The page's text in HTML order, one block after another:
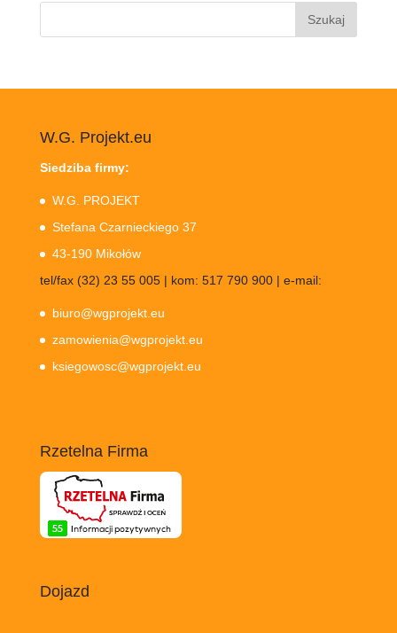
Szukaj:
W.G. Projekt.eu
Siedziba firmy:
W.G. PROJEKT
Stefana Czarnieckiego 37
43-190 Mikołów
tel/fax (32) 23 55 005 | kom: 517 790 900 | e-mail:
biuro@wgprojekt.eu
zamowienia@wgprojekt.eu
ksiegowosc@wgprojekt.eu
Rzetelna Firma
Dojazd